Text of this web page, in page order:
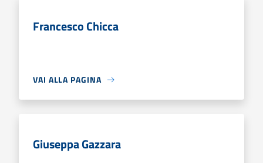
Francesco Chicca
VAI ALLA PAGINA
Giuseppa Gazzara